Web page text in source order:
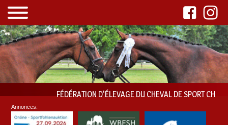
FÉDÉRATION D'ÉLEVAGE DU CHEVAL DE SPORT CH
Annonces: